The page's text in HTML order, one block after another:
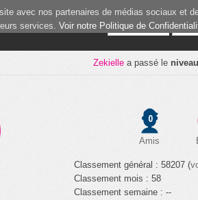
9 joueurs en ligne
Zekielle a passé le niveau
0
Amis
Classement général : 58207 (
Classement mois : 58
Classement semaine : --
avec nos partenaires de médias sociaux et
services. Voir notre Politique de